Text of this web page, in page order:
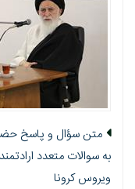
متن سؤال و پاسخ
به سوالات متعدد
ویروس کرونا